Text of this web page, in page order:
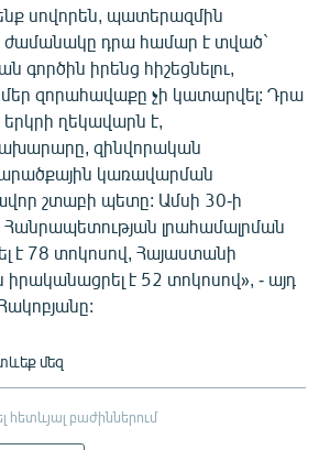
սովորեն, պատերազմին
ժամանակը դրա համար է տված`
գործին իրենց հիշեցնելու,
զորահավաքը չի կատարվել: Դրա
ղեկավարն է,
զինվորական
կառավարման
շտաբի պետը: Ամսի 30-ի
Հանրապետության լրահամալրման
է 78 տոկոսով, Հայաստանի
է 52 տոկոսով», - այդ
մեզ
հետևյալ բաժիններում